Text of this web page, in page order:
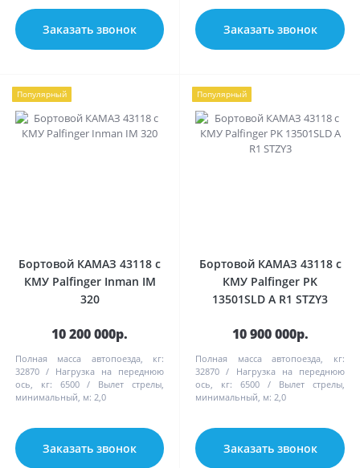
Заказать звонок Заказать звонок
Популярный
Бортовой КАМАЗ 43118 с
КМУ Palfinger Inman IM
320
10 200 000р.
Полная масса автопоезда, кг:
32870
Нагрузка на переднюю
ось, кг:
6500
Вылет стрелы,
минимальный, м: 2,0
Заказать звонок
Популярный
Бортовой КАМАЗ 43118 с
КМУ Palfinger PK
13501SLD A R1 STZY3
10 900 000р.
Полная масса автопоезда, кг:
32870
Нагрузка на переднюю
ось, кг:
6500
Вылет стрелы,
минимальный, м: 2,0
Заказать звонок